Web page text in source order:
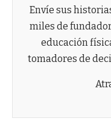
Envíe sus
miles de
educación
tomadores de